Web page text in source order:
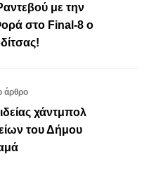
με την
στο Final-8 ο
άρθρο
χάντμπολ
του Δήμου